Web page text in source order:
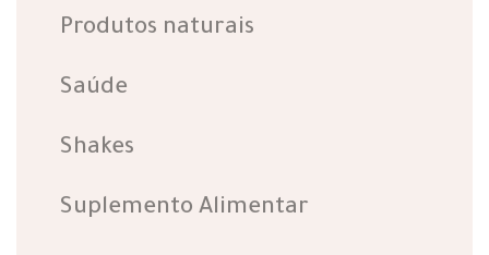
Produtos naturais
Saúde
Shakes
Suplemento Alimentar